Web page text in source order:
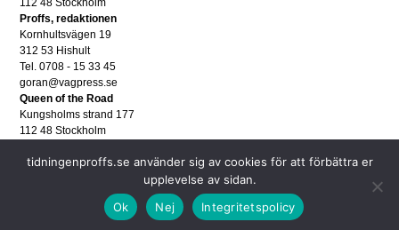
Proffs, redaktionen
Kornhultsvägen 19
312 53 Hishult
Tel. 0708 - 15 33 45
goran@vagpress.se
Queen of the Road
Kungsholms strand 177
112 48 Stockholm
Tel. 08 - 653 83 80
Personuppgifter/GDPR
tidningenproffs.se använder sig av cookies för att förbättra er
upplevelse av sidan.
Ok
Nej Integritetspolicy